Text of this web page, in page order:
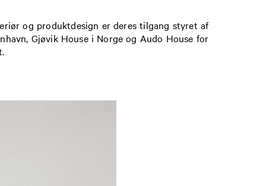
og produktdesign er deres tilgang styret af
Gjøvik House i Norge og Audo House for